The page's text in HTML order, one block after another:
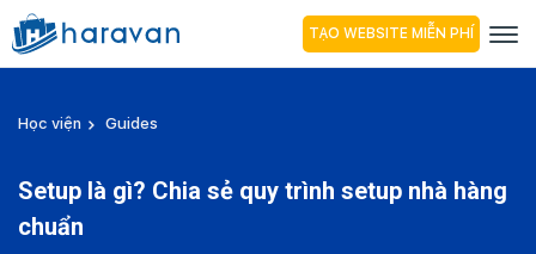
TẠO WEBSITE MIỄN PHÍ
Học viện Guides
Setup là gì? Chia sẻ quy trình setup nhà hàng
chuẩn